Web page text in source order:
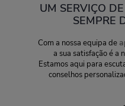
UM SERVIÇO
SEMPRE
Com a nossa equipa de
a sua satisfação é a
Estamos aqui para
conselhos